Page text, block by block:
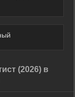
(2026) в